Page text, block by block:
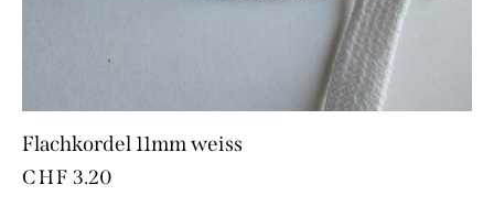
Flachkordel 11mm weiss
CHF 3.20